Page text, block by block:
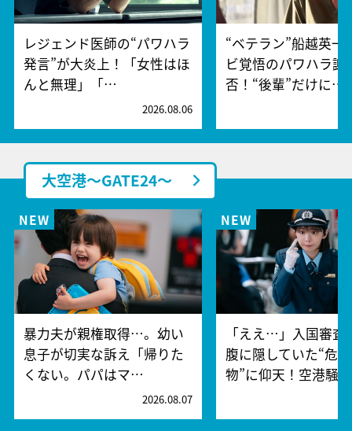
レジェンド医師の“パワハラ
発言”が大炎上！「女性はほ
んと無理」「…
2026.08.06
“ベテラン”船越英一
ビ覚悟のパワハラ謝
否！“後輩”だけに…
大空港～GATE24～
暴力夫が親権取得…。幼い
息子が切実な訴え「帰りた
くない。パパはマ…
2026.08.07
「ええ…」入国審査
腹に隠していた“危
物”に仰天！空港騒